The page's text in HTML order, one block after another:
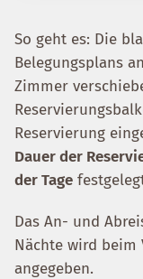
So geht es: Die
Belegungsplans
Zimmer
Reservierung
Dauer der
der Tage
Das An- und
Nächte wird beim
angegeben.